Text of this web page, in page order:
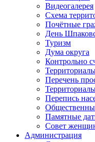
Видеогалерея
Схема
Почётные
День
Туризм
Дума округа
Контрольно
Перечень
Перепись
Памятные
Совет
Администрация